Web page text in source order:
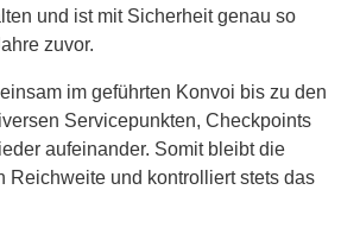
und ist mit Sicherheit genau so
zuvor.
im geführten Konvoi bis zu den
Servicepunkten, Checkpoints
aufeinander. Somit bleibt die
Reichweite und kontrolliert stets das